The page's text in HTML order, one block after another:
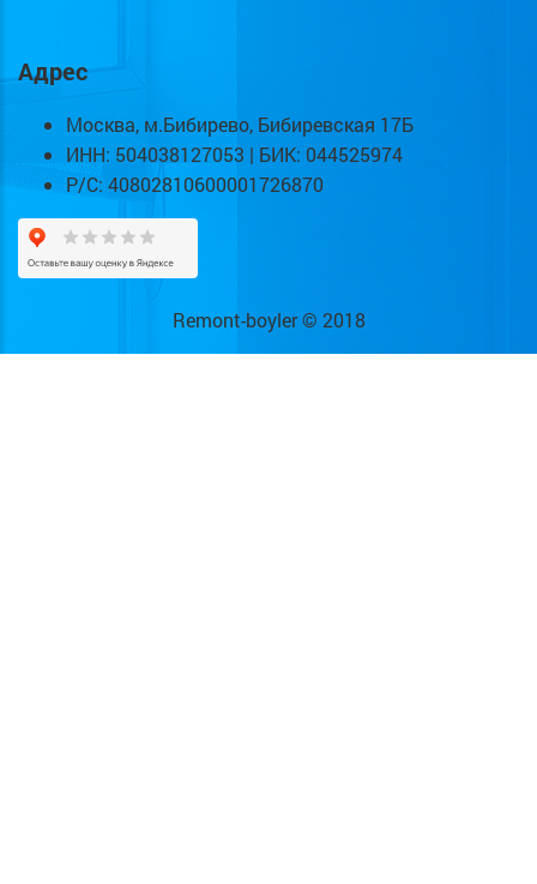
Адрес
Москва, м.Бибирево, Бибиревская 17Б
ИНН: 504038127053 | БИК: 044525974
Р/С: 40802810600001726870
Remont-boyler © 2018